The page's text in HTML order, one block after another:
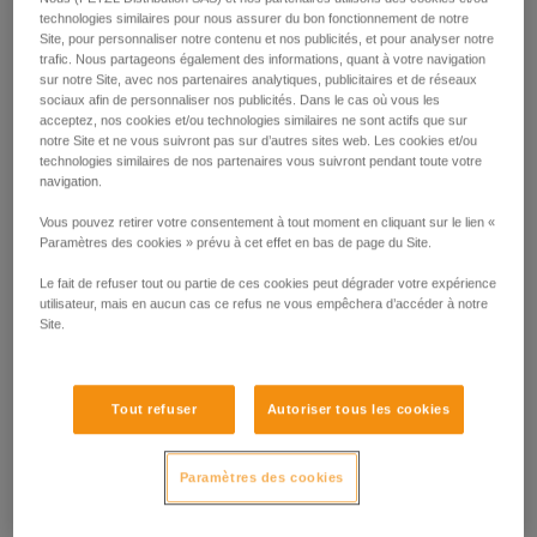
Faut-il encore le présenter ? GRIGRI est l’assureur de
référence pour l’escalade en tête et en moulinette. En salle
comme en falaise, il facilite la vie à l'assurage, grâce au
blocage assisté par came. Il est équipé d’une poignée
ergonomique permettant une descente fluide et confortable.
À la fois compact et léger, il s'utilise avec l'ensemble des
cordes à simple de 8,5 à 11 mm. Parfait pour le travail des
voies !
Achetez en ligne
GRIGRI®
technologies similaires pour nous assurer du bon fonctionnement de notre
Site, pour personnaliser notre contenu et nos publicités, et pour analyser notre
trafic. Nous partageons également des informations, quant à votre navigation
sur notre Site, avec nos partenaires analytiques, publicitaires et de réseaux
sociaux afin de personnaliser nos publicités. Dans le cas où vous les
acceptez, nos cookies et/ou technologies similaires ne sont actifs que sur
notre Site et ne vous suivront pas sur d’autres sites web. Les cookies et/ou
technologies similaires de nos partenaires vous suivront pendant toute votre
navigation.
Vous pouvez retirer votre consentement à tout moment en cliquant sur le lien «
Paramètres des cookies » prévu à cet effet en bas de page du Site.
Le fait de refuser tout ou partie de ces cookies peut dégrader votre expérience
utilisateur, mais en aucun cas ce refus ne vous empêchera d’accéder à notre
Site.
Tout refuser Autoriser tous les cookies
Paramètres des cookies